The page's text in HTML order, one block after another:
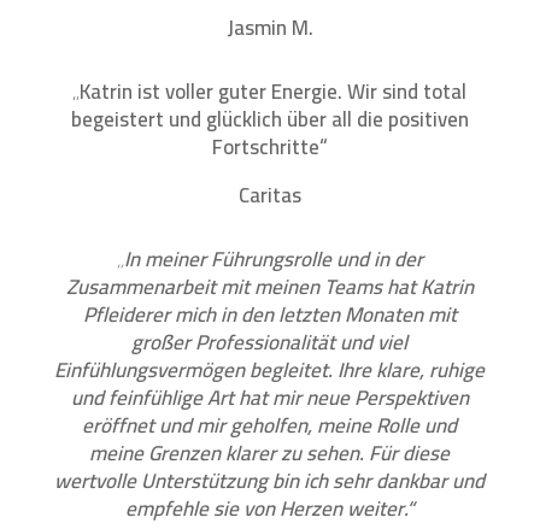
Jasmin M.
„Katrin ist voller guter Energie. Wir sind total
begeistert und glücklich über all die positiven
Fortschritte“
Caritas
„In meiner Führungsrolle und in der
Zusammenarbeit mit meinen Teams hat Katrin
Pfleiderer mich in den letzten Monaten mit
großer Professionalität und viel
Einfühlungsvermögen begleitet. Ihre klare, ruhige
und feinfühlige Art hat mir neue Perspektiven
eröffnet und mir geholfen, meine Rolle und
meine Grenzen klarer zu sehen. Für diese
wertvolle Unterstützung bin ich sehr dankbar und
empfehle sie von Herzen weiter.“